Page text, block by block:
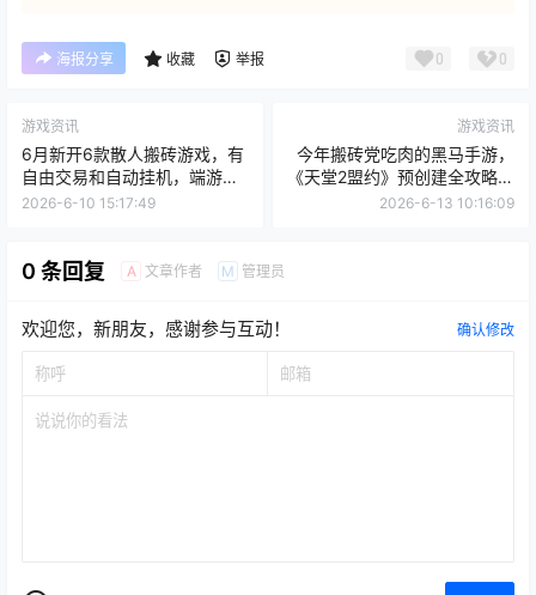
海报分享 收藏 举报 0 0
游戏资讯
6月新开6款散人搬砖游戏，有
自由交易和自动挂机，端游手
游都有，附带搬砖攻略
2026-6-10 15:17:49
游戏资讯
今年搬砖党吃肉的黑马手游，
《天堂2盟约》预创建全攻略，
新人直接抄作业
2026-6-13 10:16:09
0 条回复 A 文章作者 M 管理员
欢迎您，新朋友，感谢参与互动！ 确认修改